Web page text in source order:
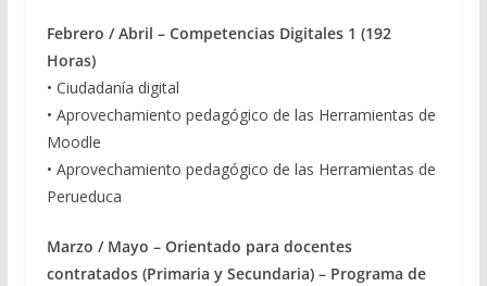
Febrero / Abril – Competencias Digitales 1 (192
Horas)
• Ciudadanía digital
• Aprovechamiento pedagógico de las Herramientas de
Moodle
• Aprovechamiento pedagógico de las Herramientas de
Perueduca
Marzo / Mayo – Orientado para docentes
contratados (Primaria y Secundaria) – Programa de